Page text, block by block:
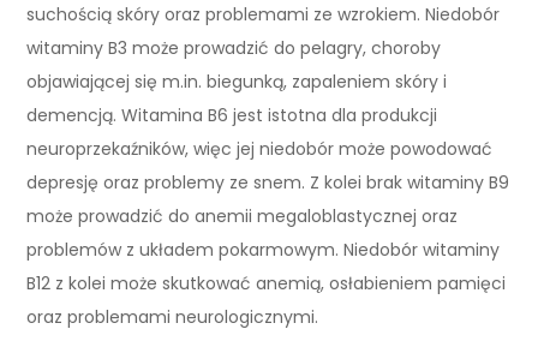
suchością skóry oraz problemami ze wzrokiem. Niedobór
witaminy B3 może prowadzić do pelagry, choroby
objawiającej się m.in. biegunką, zapaleniem skóry i
demencją. Witamina B6 jest istotna dla produkcji
neuroprzekaźników, więc jej niedobór może powodować
depresję oraz problemy ze snem. Z kolei brak witaminy B9
może prowadzić do anemii megaloblastycznej oraz
problemów z układem pokarmowym. Niedobór witaminy
B12 z kolei może skutkować anemią, osłabieniem pamięci
oraz problemami neurologicznymi.